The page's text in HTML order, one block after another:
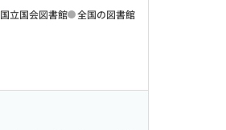
国立国会図書館 全国の図書館